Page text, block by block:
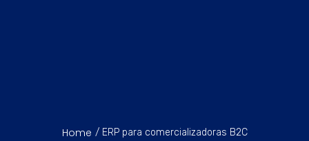
Home / ERP para comercializadoras B2C